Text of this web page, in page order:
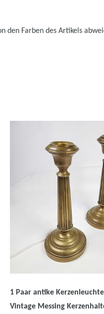
den Farben des Artikels
1 Paar antike
Vintage Messing